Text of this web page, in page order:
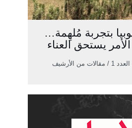
بتجربة مُلهِمة…
يستحق العناء
1 / مقالات من الأرشيف